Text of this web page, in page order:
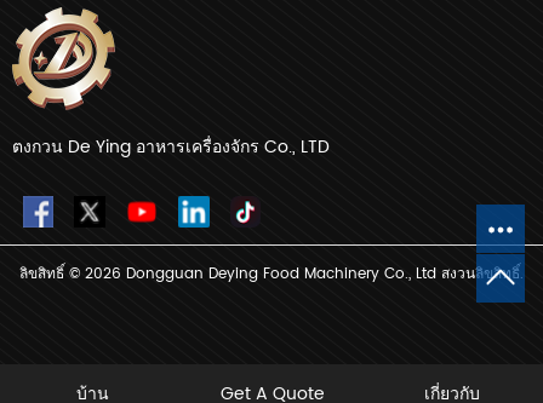
ตงกวน De Ying อาหารเครื่องจักร Co., LTD
ลิขสิทธิ์ © 2026 Dongguan Deying Food Machinery Co., Ltd สงวนลิขสิทธิ์.
บ้าน Get A Quote เกี่ยวกับ